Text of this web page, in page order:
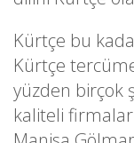
Kürtçe bu
Kürtçe
yüzden birçok
kaliteli